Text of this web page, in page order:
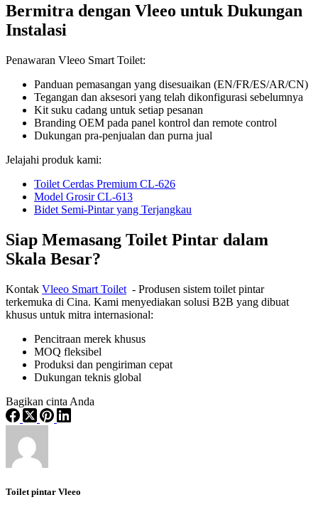
Bermitra dengan Vleeo untuk Dukungan
Instalasi
Penawaran Vleeo Smart Toilet:
Panduan pemasangan yang disesuaikan (EN/FR/ES/AR/CN)
Tegangan dan aksesori yang telah dikonfigurasi sebelumnya
Kit suku cadang untuk setiap pesanan
Branding OEM pada panel kontrol dan remote control
Dukungan pra-penjualan dan purna jual
Jelajahi produk kami:
Toilet Cerdas Premium CL-626
Model Grosir CL-613
Bidet Semi-Pintar yang Terjangkau
Siap Memasang Toilet Pintar dalam
Skala Besar?
Kontak Vleeo Smart Toilet - Produsen sistem toilet pintar
terkemuka di Cina. Kami menyediakan solusi B2B yang dibuat
khusus untuk mitra internasional:
Pencitraan merek khusus
MOQ fleksibel
Produksi dan pengiriman cepat
Dukungan teknis global
Bagikan cinta Anda
Toilet pintar Vleeo